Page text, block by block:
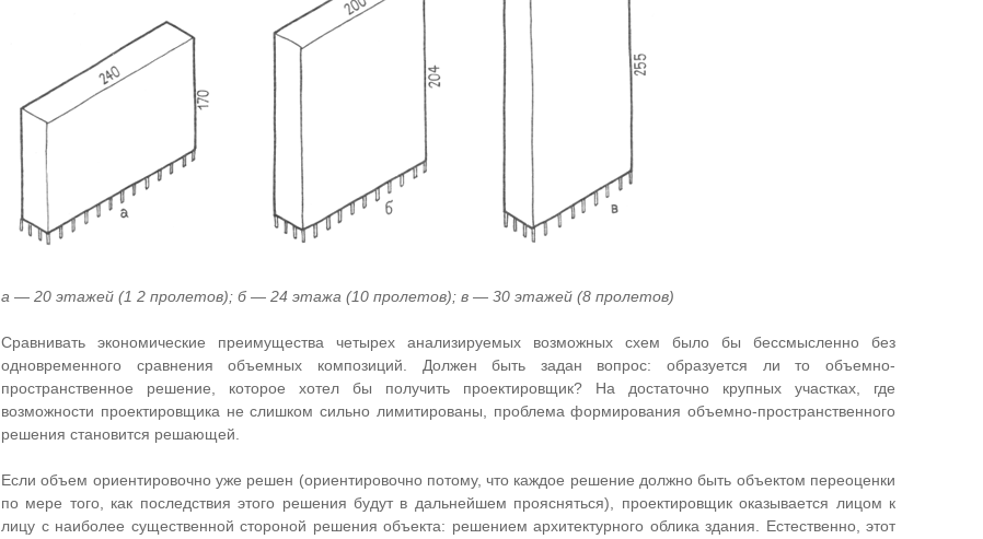
а — 20 этажей (1 2 пролетов); б — 24 этажа (10 пролетов); в — 30 этажей (8 пролетов)
Сравнивать экономические преимущества четырех анализируемых возможных схем было бы бессмысленно без
одновременного сравнения объемных композиций. Должен быть задан вопрос: образуется ли то объемно-
пространственное решение, которое хотел бы получить проектировщик? На достаточно крупных участках, где
возможности проектировщика не слишком сильно лимитированы, проблема формирования объемно-пространственного
решения становится решающей.
Если объем ориентировочно уже решен (ориентировочно потому, что каждое решение должно быть объектом переоценки
по мере того, как последствия этого решения будут в дальнейшем проясняться), проектировщик оказывается лицом к
лицу с наиболее существенной стороной решения объекта: решением архитектурного облика здания. Естественно, этот